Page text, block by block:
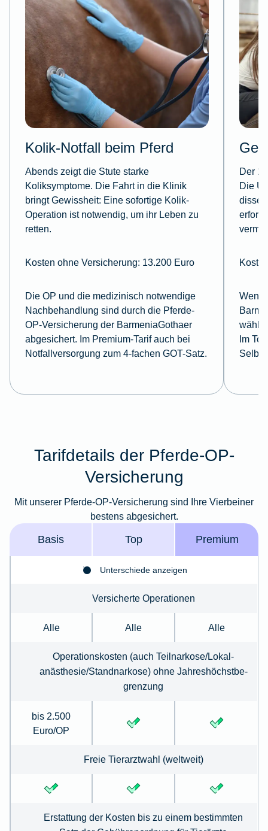
Kolik-Notfall beim Pferd
Abends zeigt die Stute starke
Koliksymptome. Die Fahrt in die Klinik
bringt Gewissheit: Eine sofortige Kolik-
Operation ist notwendig, um ihr Leben zu
retten.
Kosten ohne Versicherung: 13.200 Euro
Die OP und die medizinisch notwendige
Nachbehandlung sind durch die Pferde-
OP-Versicherung der BarmeniaGothaer
abgesichert. Im Premium-Tarif auch bei
Notfallversorgung zum 4-fachen GOT-Satz.
Der
Die
Wenn
Im
Tarifdetails der Pferde-OP-
Versicherung
Mit unserer Pferde-OP-Versicherung sind Ihre Vierbeiner
bestens abgesichert.
Basis Top Premium
Unterschiede anzeigen
Versicherte Operationen
Alle Alle Alle
Operationskosten (auch Teilnarkose/Lokal­
anästhesie/Standnarkose) ohne Jahreshöchstbe­
grenzung
bis 2.500
Euro/OP
Freie Tierarztwahl (weltweit)
Erstattung der Kosten bis zu einem bestimmten